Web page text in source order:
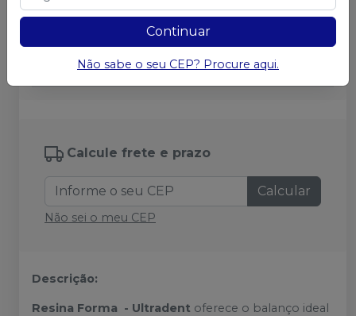
de: R$ 164,50 por:
Adicionar
Calcule frete e prazo
Calcular
Não sei o meu CEP
Descrição:
Resina Forma - Ultradent oferece o balanço ideal
Continuar
Não sabe o seu CEP? Procure aqui.